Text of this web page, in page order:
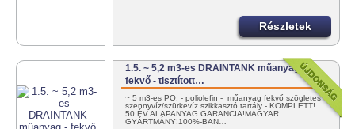
Részletek
1.5. ~ 5,2 m3-es DRAINTANK műanyag -
fekvő - tisztított…
~ 5 m3-es PO. - poliolefin - műanyag fekvő szögletes
szennyvíz/szürkevíz szikkasztó tartály - KOMPLETT!
50 ÉV ALAPANYAG GARANCIA!MAGYAR
GYÁRTMÁNY!100%-BAN…